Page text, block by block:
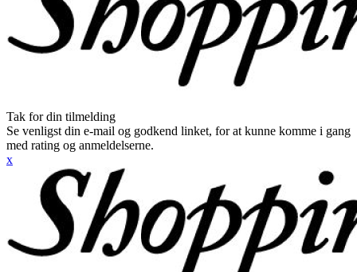
Tak for din tilmelding
Se venligst din e-mail og godkend linket, for at kunne komme i gang
med rating og anmeldelserne.
x